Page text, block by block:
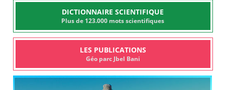
DICTIONNAIRE SCIENTIFIQUE
Plus de 123.000 mots scientifiques
LES PUBLICATIONS
Géo parc Jbel Bani